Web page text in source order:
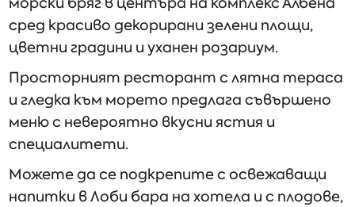
сред красиво декорирани зелени площи,
цветни градини и уханен розариум.
Просторният ресторант с лятна тераса
и гледка към морето предлага съвършено
меню с невероятно вкусни ястия и
специалитети.
Можете да се подкрепите с освежаващи
напитки в Лоби бара на хотела и с плодове,